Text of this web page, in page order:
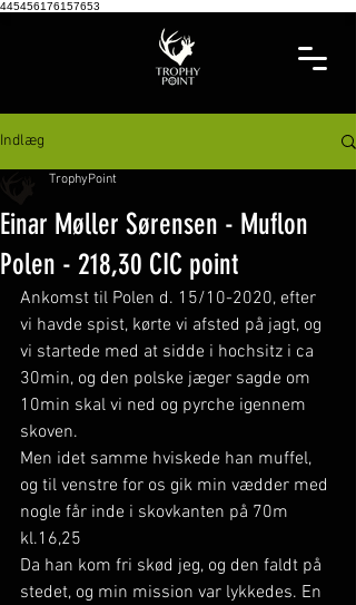
445456176157653
Indlæg
Einar Møller Sørensen - Muflon
Polen - 218,30 CIC point
TrophyPoint
Ankomst til Polen d. 15/10-2020, efter
vi havde spist, kørte vi afsted på jagt, og
vi startede med at sidde i hochsitz i ca
30min, og den polske jæger sagde om
10min skal vi ned og pyrche igennem
skoven.
Men idet samme hviskede han muffel,
og til venstre for os gik min vædder med
nogle får inde i skovkanten på 70m
kl.16,25
Da han kom fri skød jeg, og den faldt på
stedet, og min mission var lykkedes. En